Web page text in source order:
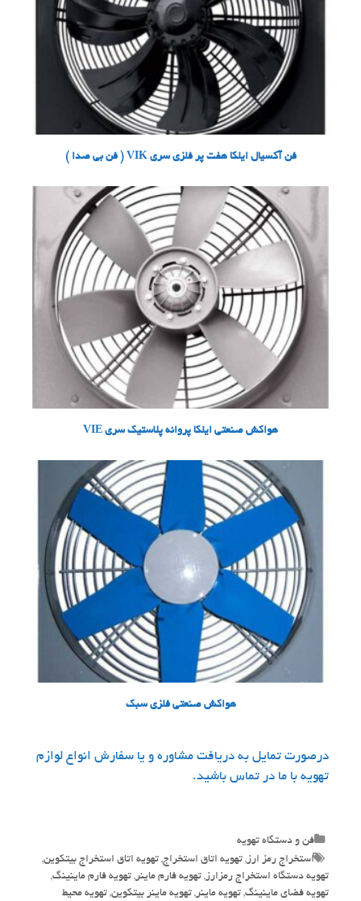
فن آکسیال ایلکا هفت پر فلزی سری VIK ( فن بی صدا )
هواکش صنعتی ایلکا پروانه پلاستیک سری VIE
هواکش صنعتی فلزی سبک
درصورت تمایل به دریافت مشاوره و یا سفارش انواع لوازم
تهویه با ما در تماس باشید.
Categories
فن و دستگاه تهویه
Tags
استخراج رمز ارز, تهویه اتاق استخراج, تهویه اتاق استخراج بیتکوین,
تهویه دستگاه استخراج رمزارز, تهویه فارم ماینر, تهویه فارم ماینینگ,
تهویه فضای ماینینگ, تهویه ماینر, تهویه ماینر بیتکوین, تهویه محیط